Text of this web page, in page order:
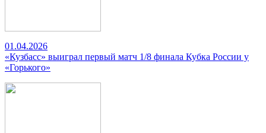
01.04.2026
«Кузбасс» выиграл первый матч 1/8 финала Кубка России у
«Горького»